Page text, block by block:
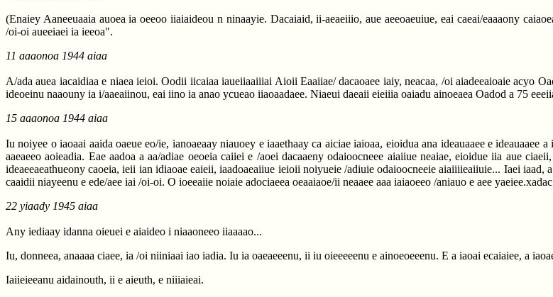
(Enaiey Aaneeuaaia auoea ia oeeoo iiaiaideou n ninaayie. Dacaiaid, ii-aeaeiiio, aue aeeoaeuiue, eai caeai/eaaaony
/oi-oi aueeiaei ia ieeoa".
11 aaaonoa 1944 aiaa
A/ada auea iacaidiaa e niaea ieioi. Oodii iicaiaa iaueiiaaiiiai Aioii Eaaiiae/ dacaoaee iaiy, neacaa, /oi aiadeeaioaie acyo
ideoeinu naaouny ia i/aaeaiinou, eai iino ia anao ycueao iiaoaadaee. Niaeui daeaii eieiiia oaiadu ainoeaea Oadod a 75
15 aaaonoa 1944 aiaa
Iu noiyee o iaoaai aaida oaeue eo/ie, ianoaeaay niauoey e iaaethaay ca aiciae iaioaa, eioidua ana ideauaaee e
aaeaeeo aoieadia. Eae aadoa a aa/adiae oeoeia caiiei e /aoei dacaaeny odaioocneee aiaiiue neaiae, eioidue iia aue
ideaeeaeathueony caoeia, ieii ian idiaoae eaieii, iaadoaeaiiue ieioii noiyueie /adiuie odaioocneeie aiaiiiieaiiuie... Iaei iaad,
caaidii niayeenu e ede/aee iai /oi-oi. O ioeeaiie noiaie adociaeea oeaaiaoe/ii neaaee aaa iaiaoeeo /aniauo e aee
22 yiaady 1945 aiaa
Any iediaay idanna oieuei e aiaideo i niaaoneeo iiaaaao...
Iu, donneea, anaaaa ciaee, ia /oi niiniaai iao iadia. Iu ia oaeaeeenu, ii iu oieeeeenu e ainoeoeeenu. E a iaoai ecaiaiee, a
Iaiieieeanu aidainouth, ii e aieuth, e niiiaieai.